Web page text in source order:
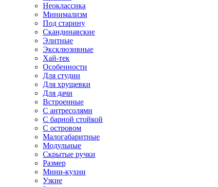
Неоклассика
Минимализм
Под старину
Скандинавские
Элитные
Эксклюзивные
Хай-тек
Особенности
Для студии
Для хрущевки
Для дачи
Встроенные
С антресолями
С барной стойкой
С островом
Малогабаритные
Модульные
Скрытые ручки
Размер
Мини-кухни
Узкие